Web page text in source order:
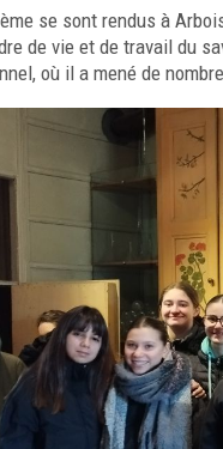
se sont rendus à
de vie et de travail du
où il a mené de